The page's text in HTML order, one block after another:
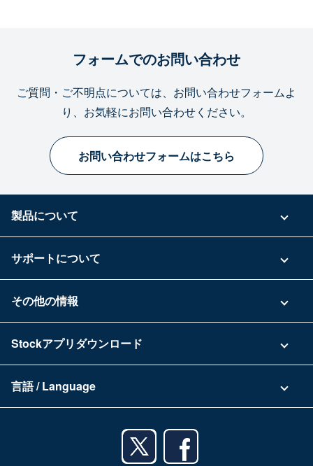
フォームでのお問い合わせ
ご質問・ご不明点については、お問い合わせフォームよ
り、お気軽にお問い合わせください。
お問い合わせフォームはこちら
製品について
具体的な活用事例
セキュリティ
資料ダウンロード
サポートについて
よくある質問
その他の情報
Stock公式ブログ
Stockアプリダウンロード
iPhoneアプリ
言語 / Language